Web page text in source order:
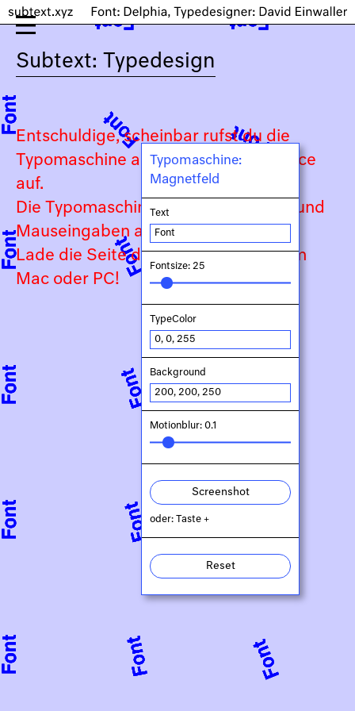
Subtext: Typedesign
Entschuldige, scheinbar rufst du die
Typomaschine auf einem Touch-Device
auf.
Die Typomaschine ist auf Keyboard- und
Mauseingaben angewiesen.
Lade die Seite daher bitte auf deinem
Mac oder PC!
Typomaschine:
Magnetfeld
Text
Fontsize: 25
TypeColor
Background
Motionblur: 0.1
Screenshot
oder: Taste +
Reset